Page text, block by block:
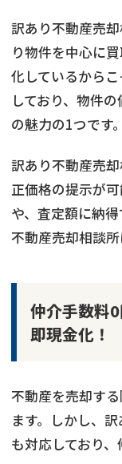
訳あり不動産売
り物件を中心に
化しているから
しており、物件
の魅力の1つです。
訳あり不動産売
正価格の提示が
や、査定額に納
不動産売却相談所
仲介手数料
即現金化！
不動産を売却す
ます。しかし、
も対応しており、